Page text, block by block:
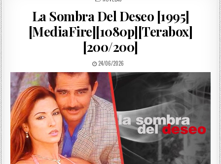
La Sombra Del Deseo [1995]
[MediaFire][1080p][Terabox]
[200/200]
PUBLISHED DATE:
24/06/2026